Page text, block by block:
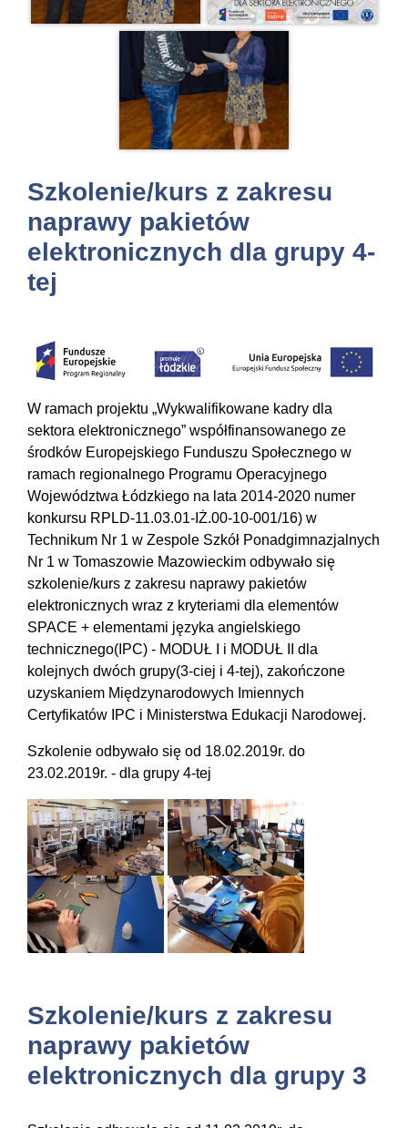
Szkolenie/kurs z zakresu
naprawy pakietów
elektronicznych dla grupy 4-
tej
W ramach projektu „Wykwalifikowane kadry dla
sektora elektronicznego” współfinansowanego ze
środków Europejskiego Funduszu Społecznego w
ramach regionalnego Programu Operacyjnego
Województwa Łódzkiego na lata 2014-2020 numer
konkursu RPLD-11.03.01-IŻ.00-10-001/16) w
Technikum Nr 1 w Zespole Szkół Ponadgimnazjalnych
Nr 1 w Tomaszowie Mazowieckim odbywało się
szkolenie/kurs z zakresu naprawy pakietów
elektronicznych wraz z kryteriami dla elementów
SPACE + elementami języka angielskiego
technicznego(IPC) - MODUŁ I i MODUŁ II dla
kolejnych dwóch grupy(3-ciej i 4-tej), zakończone
uzyskaniem Międzynarodowych Imiennych
Certyfikatów IPC i Ministerstwa Edukacji Narodowej.
Szkolenie odbywało się od 18.02.2019r. do
23.02.2019r. - dla grupy 4-tej
Szkolenie/kurs z zakresu
naprawy pakietów
elektronicznych dla grupy 3